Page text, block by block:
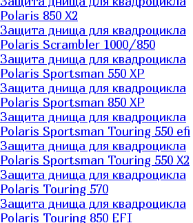
Polaris 850 X2
Защита днища для квадроцикла
Polaris Scrambler 1000/850
Защита днища для квадроцикла
Polaris Sportsman 550 XP
Защита днища для квадроцикла
Polaris Sportsman 850 XP
Защита днища для квадроцикла
Polaris Sportsman Touring 550 efi
Защита днища для квадроцикла
Polaris Sportsman Touring 550 X2
Защита днища для квадроцикла
Polaris Touring 570
Защита днища для квадроцикла
Polaris Touring 850 EFI